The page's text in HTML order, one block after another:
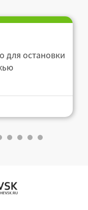
для остановки